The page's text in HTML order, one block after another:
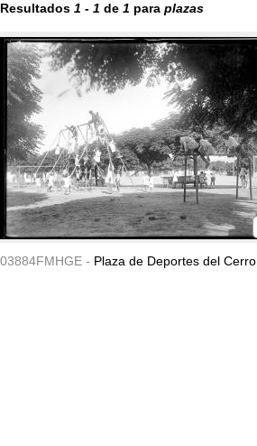
Resultados 1 - 1 de 1 para plazas
03884FMHGE - Plaza de Deportes del Cerro.